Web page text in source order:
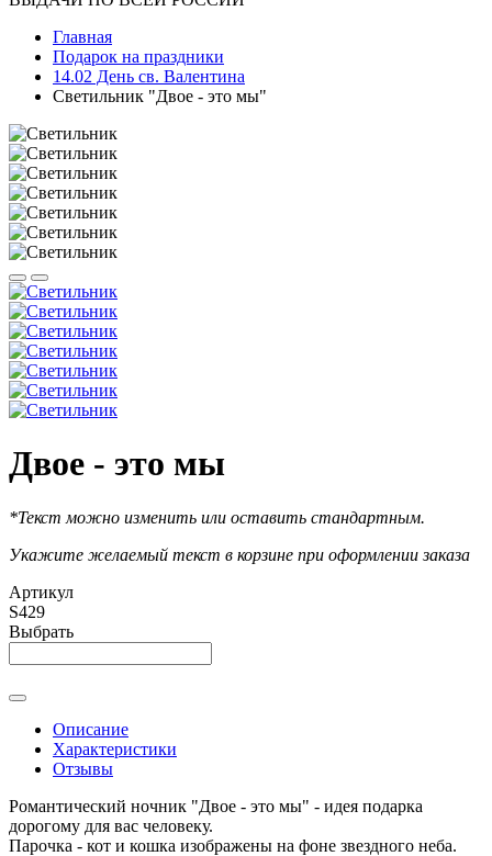
Главная
Подарок на праздники
14.02 День св. Валентина
Светильник "Двое - это мы"
Двое - это мы
*Текст можно изменить или оставить стандартным.
Укажите желаемый текст в корзине при оформлении заказа
Артикул
S429
Выбрать
Описание
Характеристики
Отзывы
Романтический ночник "Двое - это мы" - идея подарка
дорогому для вас человеку.
Парочка - кот и кошка изображены на фоне звездного неба.